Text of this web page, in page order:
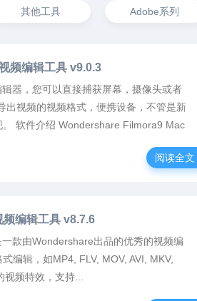
其他工具 Adobe系列
频编辑工具 v9.0.3
器，您可以直接捕获屏幕，摄像头或者
出视频的视频格式，便携设备，不管是新
软件介绍 Wondershare Filmora9 Mac
阅读全文
编辑工具 v8.7.6
款由Wondershare出品的优秀的视频编
编辑，如MP4, FLV, MOV, AVI, MKV,
频特效，支持...